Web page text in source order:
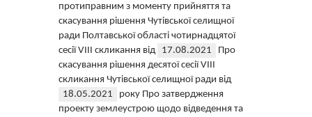
протиправним з моменту прийняття та
скасування рішення Чутівської селищної
ради Полтавської області чотирнадцятої
сесії VIII скликання від 17.08.2021
Про
скасування рішення десятої сесії VIII
скликання Чутівської селищної ради від
18.05.2021
року Про затвердження
проекту землеустрою щодо відведення та